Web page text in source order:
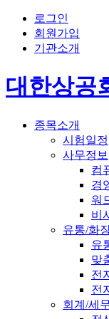
로그인
회원가입
기관소개
대한상공
종목소개
시험일정
사무정보
컴
경
워
비
유통/화
유
맞
전
전
회계/세